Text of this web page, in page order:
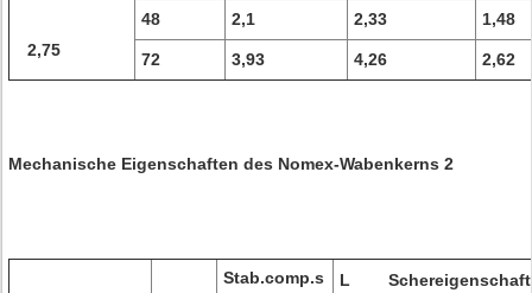
2,75
48 2,1 2,33 1,48
72 3,93 4,26 2,62
Mechanische Eigenschaften des Nomex-Wabenkerns 2
Stab.comp.s
L